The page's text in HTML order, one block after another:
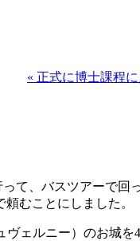
« 正式に博士課程
て、バスツアーで回
むことにしました。
ヴェルニー）のお城